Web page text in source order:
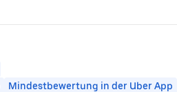
Mindestbewertung in der Uber App